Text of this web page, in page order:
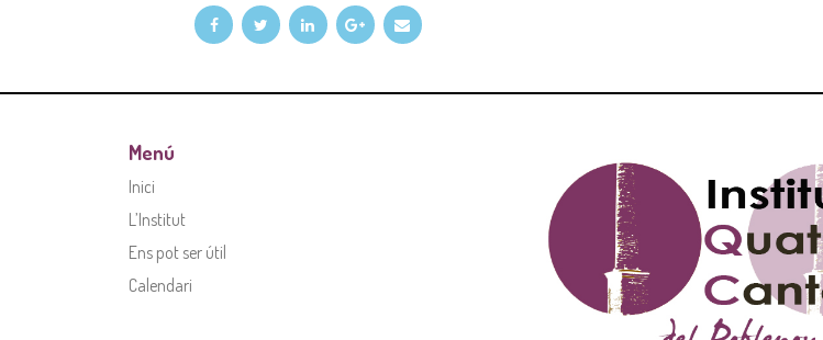
Menú
Inici
L’Institut
Ens pot ser útil
Calendari